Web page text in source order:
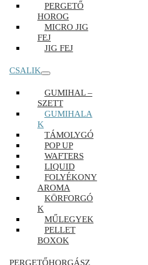
PERGETŐ
HOROG
MICRO JIG
FEJ
JIG FEJ
CSALIK
GUMIHAL –
SZETT
GUMIHALA
K
TÁMOLYGÓ
POP UP
WAFTERS
LIQUID
FOLYÉKONY
AROMA
KÖRFORGÓ
K
MŰLEGYEK
PELLET
BOXOK
PERGETŐHORGÁSZ